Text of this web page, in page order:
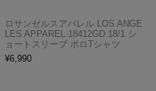
ロサンゼルスアパレル LOS ANGE
LES APPAREL 18412GD 18/1 シ
ョートスリーブ ポロTシャツ
¥6,990